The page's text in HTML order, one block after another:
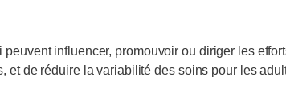
influencer, promouvoir ou diriger les
de réduire la variabilité des soins pour les